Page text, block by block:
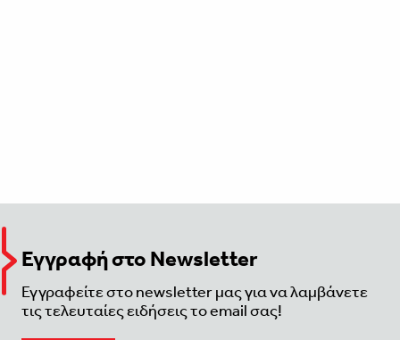
Εγγραφή στο Newsletter
Εγγραφείτε στο newsletter μας για να λαμβάνετε
τις τελευταίες ειδήσεις το email σας!